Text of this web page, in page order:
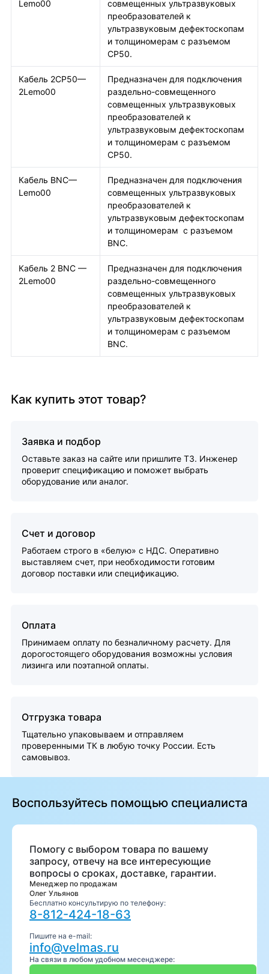
Lemo00
совмещенных ультразвуковых
преобразователей к
ультразвуковым дефектоскопам
и толщиномерам с разъемом
СР50.
Кабель 2СР50—
2Lemo00
Предназначен для подключения
раздельно-совмещенного
совмещенных ультразвуковых
преобразователей к
ультразвуковым дефектоскопам
и толщиномерам с разъемом
СР50.
Кабель BNC—
Lemo00
Предназначен для подключения
совмещенных ультразвуковых
преобразователей к
ультразвуковым дефектоскопам
и толщиномерам с разъемом
BNC.
Кабель 2 BNC —
2Lemo00
Предназначен для подключения
раздельно-совмещенного
совмещенных ультразвуковых
преобразователей к
ультразвуковым дефектоскопам
и толщиномерам с разъемом
BNC.
Как купить этот товар?
Заявка и подбор
Оставьте заказ на сайте или пришлите ТЗ. Инженер
проверит спецификацию и поможет выбрать
оборудование или аналог.
Счет и договор
Работаем строго в «белую» с НДС. Оперативно
выставляем счет, при необходимости готовим
договор поставки или спецификацию.
Оплата
Принимаем оплату по безналичному расчету. Для
дорогостоящего оборудования возможны условия
лизинга или поэтапной оплаты.
Отгрузка товара
Тщательно упаковываем и отправляем
проверенными ТК в любую точку России. Есть
самовывоз.
Воспользуйтесь помощью специалиста
Помогу с выбором товара по вашему
запросу, отвечу на все интересующие
вопросы о сроках, доставке, гарантии.
Менеджер по продажам
Олег Ульянов
Бесплатно консультирую по телефону:
8-812-424-18-63
Пишите на e-mail:
info@velmas.ru
На связи в любом удобном месенджере: